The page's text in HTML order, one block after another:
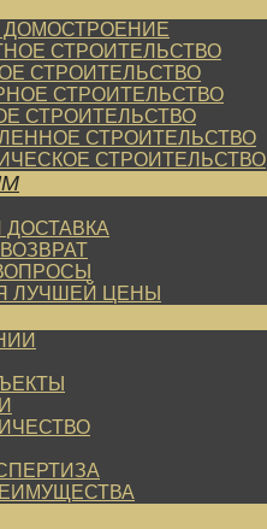
ДОМОСТРОЕНИЕ
СТРОИТЕЛЬСТВО
СТРОИТЕЛЬСТВО
СТРОИТЕЛЬСТВО
СТРОИТЕЛЬСТВО
СТРОИТЕЛЬСТВО
СТРОИТЕЛЬСТВО
ДОСТАВКА
ЛУЧШЕЙ ЦЕНЫ